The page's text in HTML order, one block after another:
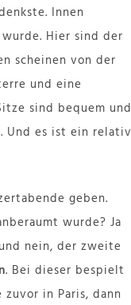
Innen
Hier sind der
scheinen von der
und eine
sind bequem und
Und es ist ein relativ
geben.
wurde? Ja
nein, der zweite
. Bei dieser bespielt
in Paris, dann